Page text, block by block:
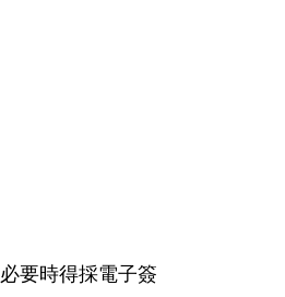
要時得採電子簽